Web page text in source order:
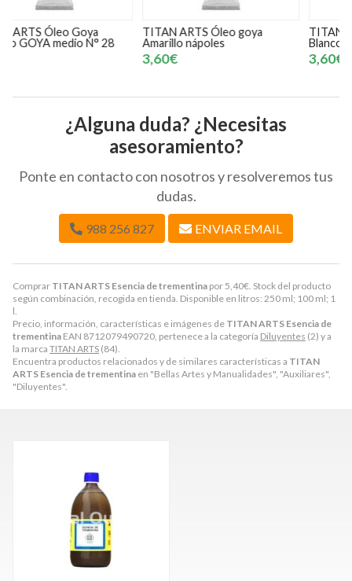
Comprar TITAN ARTS Esencia de trementina por 5,40€. Stock del producto
según combinación, recogida en tienda. Disponible en litros: 250 ml; 100 ml; 1
l.
Precio, información, características e imágenes de TITAN ARTS Esencia de
trementina EAN 8712079490720, pertenece a la categoría Diluyentes (2) y a
la marca TITAN ARTS (84).
Encuentra productos relacionados y de similares características a TITAN
ARTS Esencia de trementina en "Bellas Artes y Manualidades", "Auxiliares",
"Diluyentes".
TITAN ARTS Óleo goya
Amarillo nápoles
TITAN ARTS Óleo Goya
Blanco Goya Nº4
¿Alguna duda? ¿Necesitas
asesoramiento?
Ponte en contacto con nosotros y resolveremos tus
dudas.
988 256 827 ENVIAR EMAIL